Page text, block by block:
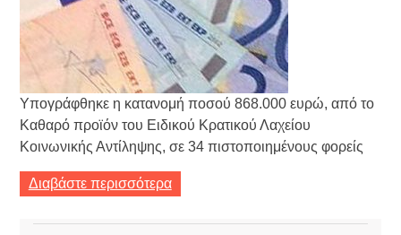
Υπογράφθηκε η κατανομή ποσού 868.000 ευρώ, από το
Καθαρό προϊόν του Ειδικού Κρατικού Λαχείου
Κοινωνικής Αντίληψης, σε 34 πιστοποιημένους φορείς
Διαβάστε περισσότερα